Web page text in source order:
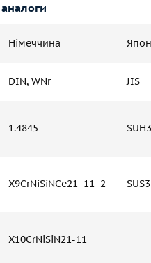
аналоги
Німеччина
DIN, WNr JIS
1.4845
X9CrNiSiNCe21−11−2
X10CrNiSiN21-11